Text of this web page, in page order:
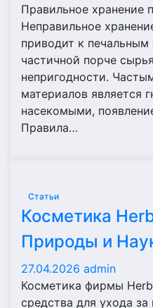
Правильное хранение
Неправильное
приводит к печальным
частичной порче
непригодности.
материалов является
насекомыми,
Правила…
Статьи
Косметика
Природы и
27.04.2026 admin
Косметика фирмы
средства для ухода